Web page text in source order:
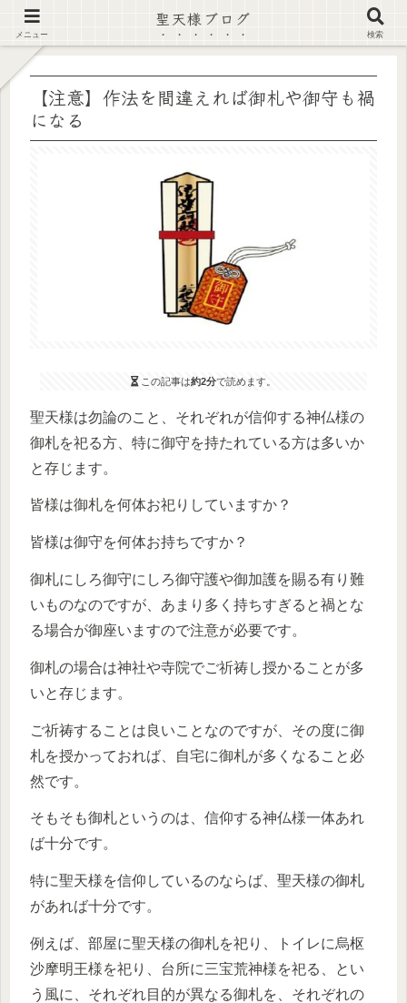
【注意喚起】偽サイト及び偽情報に注意 ▶確認する◀
【注意】作法を間違えれば御札や御守も禍
になる
この記事は約2分で読めます。
聖天様は勿論のこと、それぞれが信仰する神仏様の
御札を祀る方、特に御守を持たれている方は多いか
と存じます。
皆様は御札を何体お祀りしていますか？
皆様は御守を何体お持ちですか？
御札にしろ御守にしろ御守護や御加護を賜る有り難
いものなのですが、あまり多く持ちすぎると禍とな
る場合が御座いますので注意が必要です。
御札の場合は神社や寺院でご祈祷し授かることが多
いと存じます。
ご祈祷することは良いことなのですが、その度に御
札を授かっておれば、自宅に御札が多くなること必
然です。
そもそも御札というのは、信仰する神仏様一体あれ
ば十分です。
特に聖天様を信仰しているのならば、聖天様の御札
があれば十分です。
例えば、部屋に聖天様の御札を祀り、トイレに烏枢
沙摩明王様を祀り、台所に三宝荒神様を祀る、とい
う風に、それぞれ目的が異なる御札を、それぞれの
メニュー
聖天様ブログ
検索